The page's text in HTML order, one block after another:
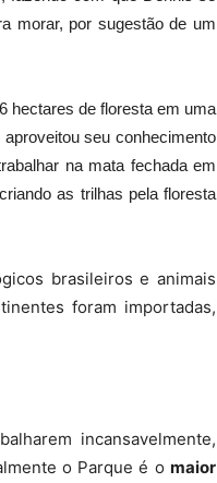
morar, por sugestão de um
hectares de floresta em uma
seu conhecimento
na mata fechada em
as trilhas pela floresta
brasileiros e animais
foram importadas,
incansavelmente,
o Parque é omaior